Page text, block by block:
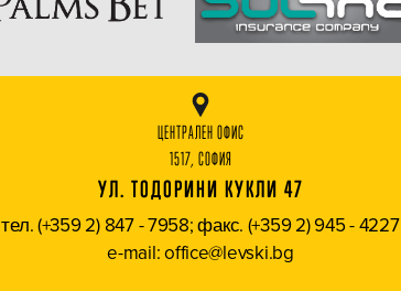
ЦЕНТРАЛЕН ОФИС
1517, СОФИЯ
УЛ. ТОДОРИНИ КУКЛИ 47
тел. (+359 2) 847 - 7958; факс. (+359 2) 945 - 4227
e-mail: office@levski.bg